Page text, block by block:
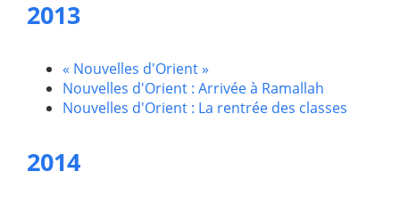
2013
« Nouvelles d'Orient »
Nouvelles d'Orient : Arrivée à Ramallah
Nouvelles d'Orient : La rentrée des classes
2014